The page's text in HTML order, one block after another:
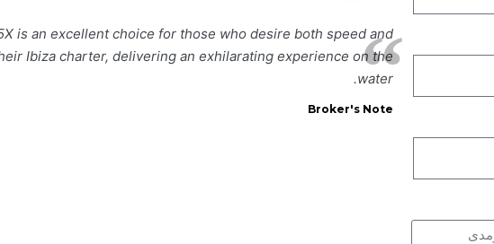
is an excellent choice for those who desire both speed and
Ibiza charter, delivering an exhilarating experience on the
water.
Broker's Note